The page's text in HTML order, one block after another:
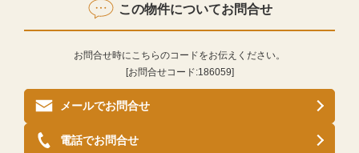
この物件についてお問合せ
お問合せ時にこちらのコードをお伝えください。
[お問合せコード:186059]
メールでお問合せ
電話でお問合せ